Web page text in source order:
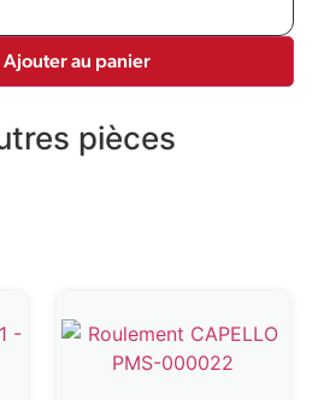
Ajouter au panier
pièces